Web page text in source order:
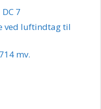
7
ved luftindtag til
mv.